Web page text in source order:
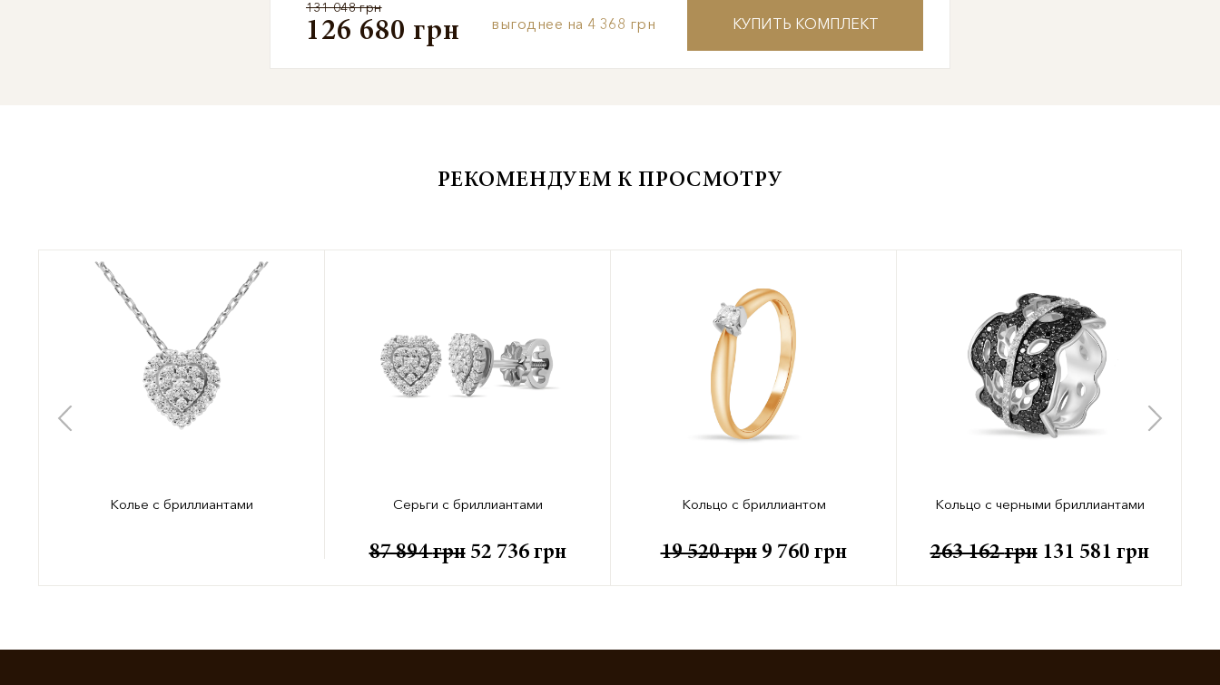
131 048 грн
126 680 грн 4 368 грн КУПИТЬ КОМПЛЕКТ
РЕКОМЕНДУЕМ К ПРОСМОТРУ
Колье с бриллиантами Серьги с бриллиантами
87 894грн 52 736 грн
Кольцо с бриллиантом
19 520грн 9 760 грн
Кольцо с черными бриллиантами
263 162грн 131 581 грн